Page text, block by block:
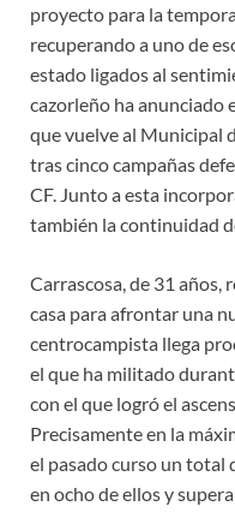
proyecto para la
recuperando a uno de
estado ligados al
cazorleño ha anunciado
que vuelve al Municipal
tras cinco campañas
CF. Junto a esta
también la continuidad
Carrascosa, de 31 años,
casa para afrontar una
centrocampista llega
el que ha militado
con el que logró el
Precisamente en la
el pasado curso un total
en ocho de ellos y